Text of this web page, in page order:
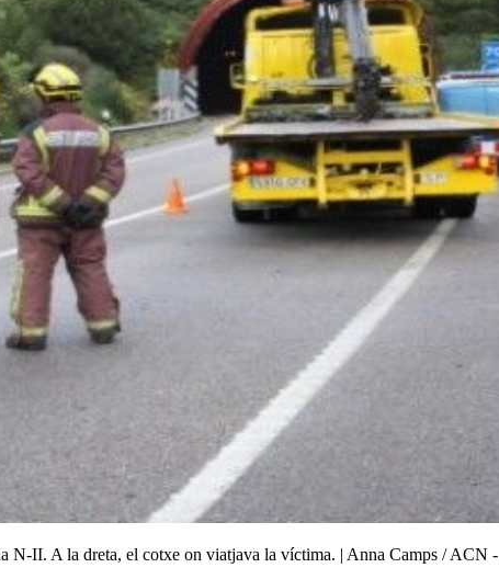
N-II. A la dreta, el cotxe on viatjava la víctima. | Anna Camps / ACN -